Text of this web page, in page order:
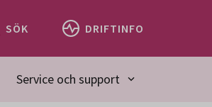
SÖK DRIFTINFO
Service och support